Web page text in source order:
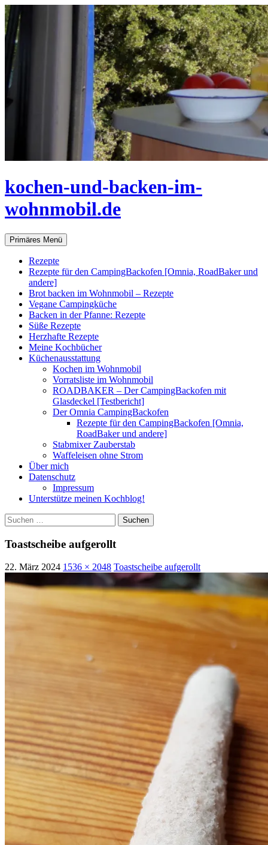
Zum
Inhalt
springen
kochen-und-backen-im-
wohnmobil.de
Suchen
Primäres Menü
Rezepte
Rezepte für den CampingBackofen [Omnia, RoadBaker und
andere]
Brot backen im Wohnmobil – Rezepte
Vegane Campingküche
Backen in der Pfanne: Rezepte
Süße Rezepte
Herzhafte Rezepte
Meine Kochbücher
Küchenausstattung
Kochen im Wohnmobil
Vorratsliste im Wohnmobil
ROADBAKER – Der CampingBackofen mit
Glasdeckel [Testbericht]
Der Omnia CampingBackofen
Rezepte für den CampingBackofen [Omnia,
RoadBaker und andere]
Stabmixer Zauberstab
Waffeleisen ohne Strom
Über mich
Datenschutz
Impressum
Unterstütze meinen Kochblog!
Suchen
nach:
Toastscheibe aufgerollt
22. März 2024 1536 × 2048 Toastscheibe aufgerollt